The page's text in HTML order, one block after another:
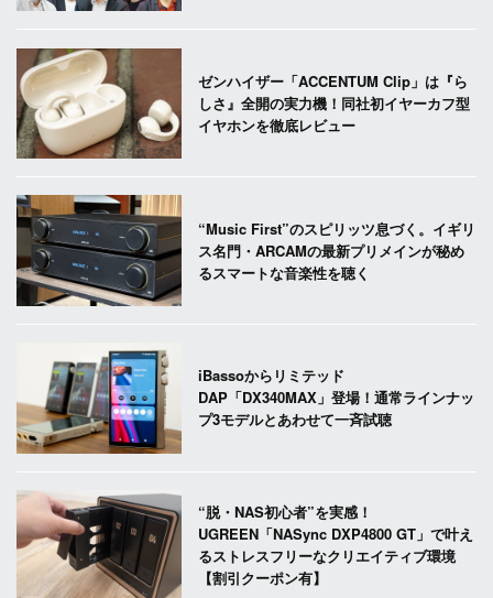
ゼンハイザー「ACCENTUM Clip」は『ら
しさ』全開の実力機！同社初イヤーカフ型
イヤホンを徹底レビュー
“Music First”のスピリッツ息づく。イギリ
ス名門・ARCAMの最新プリメインが秘め
るスマートな音楽性を聴く
iBassoからリミテッド
DAP「DX340MAX」登場！通常ラインナッ
プ3モデルとあわせて一斉試聴
“脱・NAS初心者”を実感！
UGREEN「NASync DXP4800 GT」で叶え
るストレスフリーなクリエイティブ環境
【割引クーポン有】